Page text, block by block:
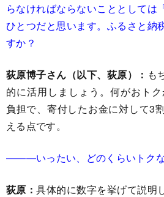
らなければならないこととしては
ひとつだと思います。ふるさと納
すか？
荻原博子さん（以下、荻原）： も
的に活用しましょう。何がおト
負担で、寄付したお金に対して3
える点です。
―――いったい、どのくらいトクな
荻原：具体的に数字を挙げて説明